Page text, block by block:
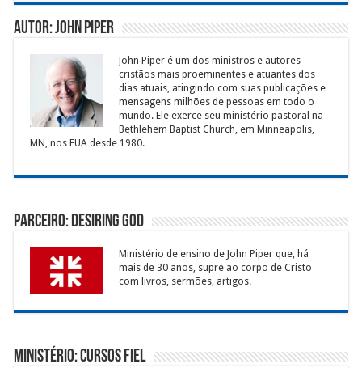
Autor: John Piper
John Piper é um dos ministros e autores
cristãos mais proeminentes e atuantes dos
dias atuais, atingindo com suas publicações e
mensagens milhões de pessoas em todo o
mundo. Ele exerce seu ministério pastoral na
Bethlehem Baptist Church, em Minneapolis,
MN, nos EUA desde 1980.
Parceiro: Desiring God
Ministério de ensino de John Piper que, há
mais de 30 anos, supre ao corpo de Cristo
com livros, sermões, artigos.
Ministério: Cursos Fiel